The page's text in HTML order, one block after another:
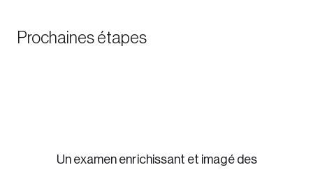
Prochaines étapes
Un examen enrichissant et imagé des